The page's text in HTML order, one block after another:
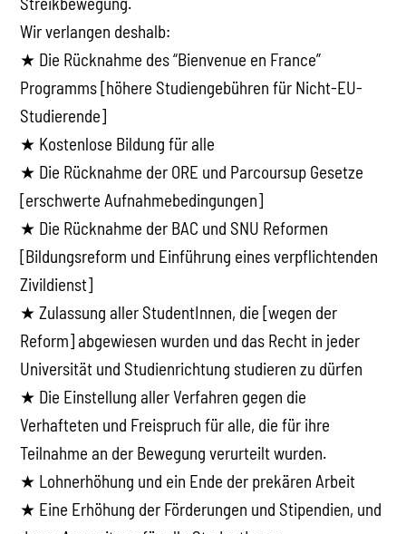
Wir verlangen deshalb:
★ Die Rücknahme des “Bienvenue en France”
Programms [höhere Studiengebühren für Nicht-EU-
Studierende]
★ Kostenlose Bildung für alle
★ Die Rücknahme der ORE und Parcoursup Gesetze
[erschwerte Aufnahmebedingungen]
★ Die Rücknahme der BAC und SNU Reformen
[Bildungsreform und Einführung eines verpflichtenden
Zivildienst]
★ Zulassung aller StudentInnen, die [wegen der
Reform] abgewiesen wurden und das Recht in jeder
Universität und Studienrichtung studieren zu dürfen
★ Die Einstellung aller Verfahren gegen die
Verhafteten und Freispruch für alle, die für ihre
Teilnahme an der Bewegung verurteilt wurden.
★ Lohnerhöhung und ein Ende der prekären Arbeit
★ Eine Erhöhung der Förderungen und Stipendien, und